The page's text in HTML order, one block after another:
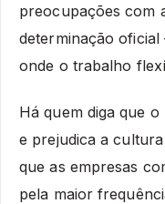
preocupações com
determinação
onde o trabalho
Há quem diga que
e prejudica a
que as empresas
pela maior